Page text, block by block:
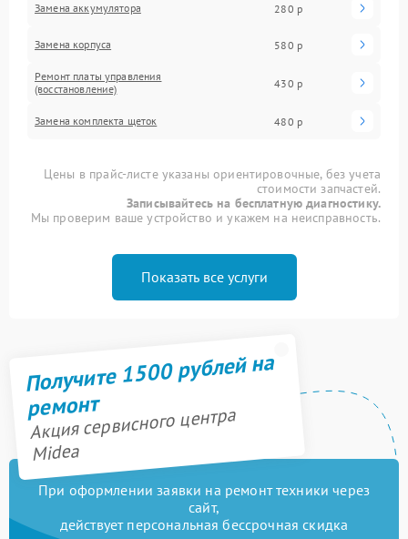
Замена аккумулятора 280 р
Замена корпуса 580 р
Ремонт платы управления
(восстановление)
430 р
Замена комплекта щеток 480 р
Цены в прайс-листе указаны ориентировочные, без учета
стоимости запчастей.
Записывайтесь на бесплатную диагностику.
Мы проверим ваше устройство и укажем на неисправность.
Показать все услуги
Получите 1500 рублей на
ремонт
Акция сервисного центра
Midea
При оформлении заявки на ремонт техники через
сайт,
действует персональная бессрочная скидка